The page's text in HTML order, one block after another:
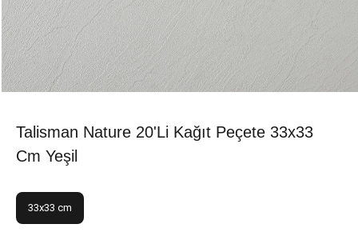
Talisman Nature 20'li Kağıt Peçete 33x33
Cm Yeşil
33x33 cm